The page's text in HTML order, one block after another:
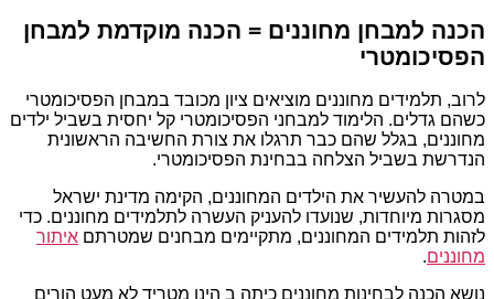
הכנה למבחן מחוננים = הכנה מוקדמת למבחן
הפסיכומטרי
לרוב, תלמידים מחוננים מוציאים ציון מכובד במבחן הפסיכומטרי
כשהם גדלים. הלימוד למבחני הפסיכומטרי קל יחסית בשביל ילדים
מחוננים, בגלל שהם כבר תרגלו את צורת החשיבה הראשונית
הנדרשת בשביל הצלחה בבחינת הפסיכומטרי.
במטרה להעשיר את הילדים המחוננים, הקימה מדינת ישראל
מסגרות מיוחדות, שנועדו להעניק העשרה לתלמידים מחוננים. כדי
לזהות תלמידים המחוננים, מתקיימים מבחנים שמטרתם איתור
מחוננים.
נושא הכנה לבחינות מחוננים כיתה ב הינו מטריד לא מעט הורים